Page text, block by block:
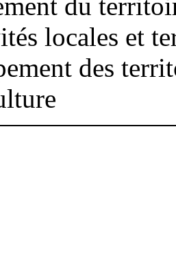
locales et
des